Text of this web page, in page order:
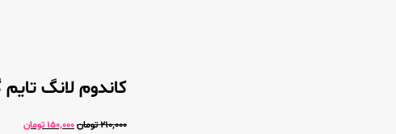
کاندوم لانگ
210,000تومان150,000 تومان